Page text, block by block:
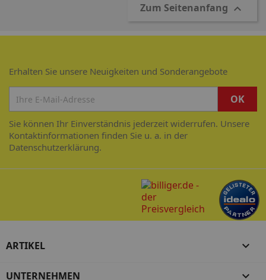
Zum Seitenanfang 
Erhalten Sie unsere Neuigkeiten und Sonderangebote
Sie können Ihr Einverständnis jederzeit widerrufen. Unsere
Kontaktinformationen finden Sie u. a. in der
Datenschutzerklärung.
ARTIKEL 
UNTERNEHMEN 